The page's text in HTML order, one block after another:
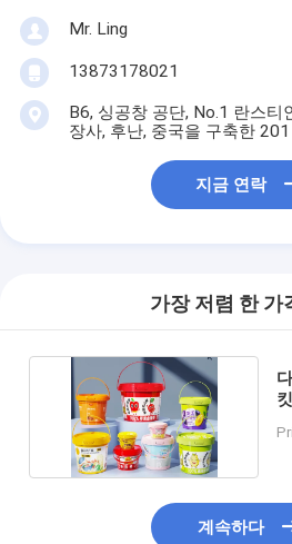
Mr. Ling
13873178021
B6, 싱공창 공단, No.1 란스티
장사, 후난, 중국을 구축한 201
지금 연락
가장 저렴 한 가
계속하다